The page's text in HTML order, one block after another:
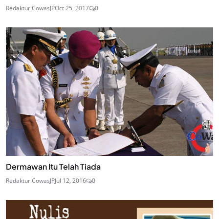
Redaktur CowasJPOct 25, 2017 0
Dermawan Itu Telah Tiada
Redaktur CowasJPJul 12, 2016 0